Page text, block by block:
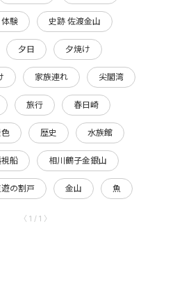
体験 史跡 佐渡金山
夕日 夕焼け
家族連れ 尖閣湾
旅行 春日崎
歴史 水族館
船 相川鶴子金銀山
の割戸 金山 魚
〈 1 / 1 〉